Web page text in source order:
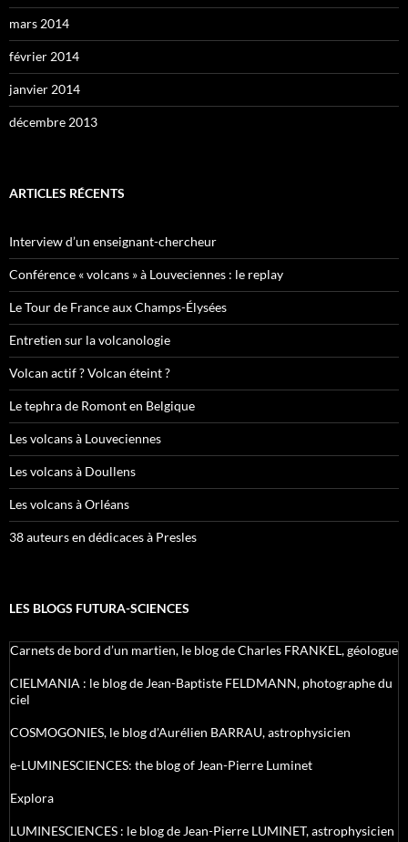
mars 2014
février 2014
janvier 2014
décembre 2013
ARTICLES RÉCENTS
Interview d’un enseignant-chercheur
Conférence « volcans » à Louveciennes : le replay
Le Tour de France aux Champs-Élysées
Entretien sur la volcanologie
Volcan actif ? Volcan éteint ?
Le tephra de Romont en Belgique
Les volcans à Louveciennes
Les volcans à Doullens
Les volcans à Orléans
38 auteurs en dédicaces à Presles
LES BLOGS FUTURA-SCIENCES
Carnets de bord d’un martien, le blog de Charles FRANKEL, géologue
CIELMANIA : le blog de Jean-Baptiste FELDMANN, photographe du
ciel
COSMOGONIES, le blog d'Aurélien BARRAU, astrophysicien
e-LUMINESCIENCES: the blog of Jean-Pierre Luminet
Explora
LUMINESCIENCES : le blog de Jean-Pierre LUMINET, astrophysicien